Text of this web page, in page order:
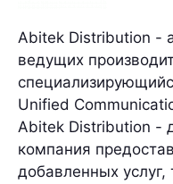
Abitek Distribution -
ведущих
Unified
Abitek Distribution -
компания
добавленных услуг,